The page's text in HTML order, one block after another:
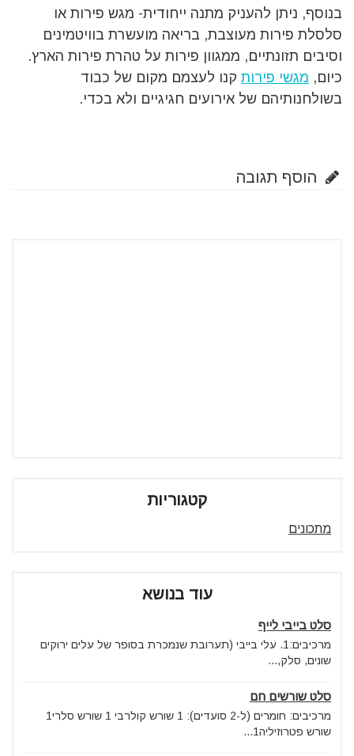
בנוסף, ניתן להעניק מתנה ייחודית- מגש פירות או
סלסלת פירות מעוצבת, בריאה מועשרת בוויטמינים
וסיבים תזונתיים, ממגוון פירות על טהרת פירות הארץ.
כיום, מגשי פירות קנו לעצמם מקום של כבוד
בשולחנותיהם של אירועים חגיגיים ולא בכדי.
הוסף תגובה
קטגוריות
מתכונים
עוד בנושא
סלט בייבי לייף
מרכיבים:1. עלי בייבי (תערובת שנמכרת בסופר של עלים ירוקים
שונים, סלק,...
סלט שורשים חם
מרכיבים: חומרים (ל-2 סועדים): 1 שורש קולרבי 1 שורש סלרי1
שורש פטרוזיליה1...